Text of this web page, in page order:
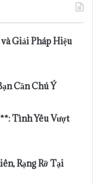
Giải Pháp Hiệu
Cần Chú Ý
Tình Yêu Vượt
Rạng Rỡ Tại